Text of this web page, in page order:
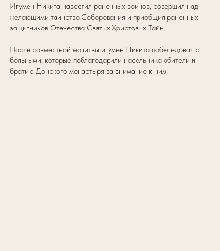
Игумен Никита навестил раненных воинов, совершил над
желающими таинство Соборования и приобщил раненных
защитников Отечества Святых Христовых Тайн.
После совместной молитвы игумен Никита побеседовал с
больными, которые поблагодарили насельника обители и
братию Донского монастыря за внимание к ним.